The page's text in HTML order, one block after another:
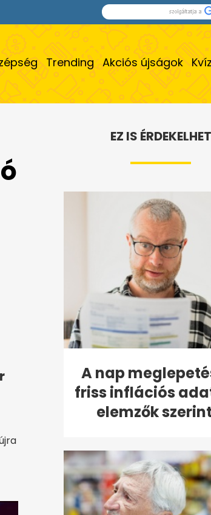
Trending Akciós újságok
EZ IS ÉRDEKELHET
A nap
friss inflációs
elemzők